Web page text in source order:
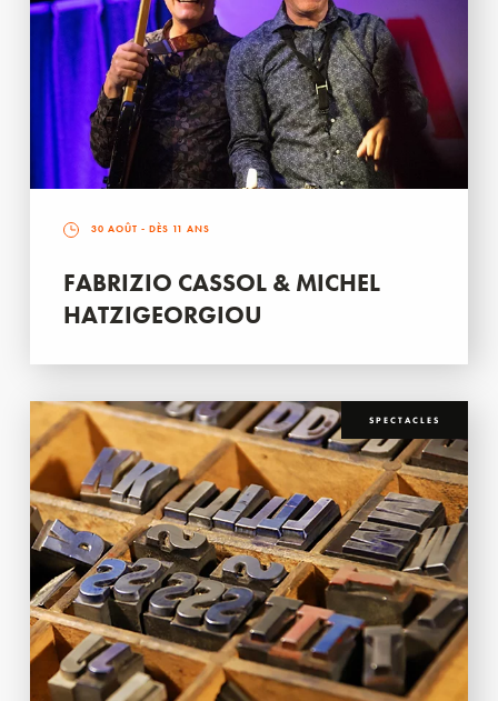
30 AOÛT - DÈS 11 ANS
FABRIZIO CASSOL & MICHEL
HATZIGEORGIOU
SPECTACLES